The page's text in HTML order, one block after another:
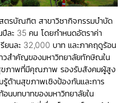
ตรบัณฑิต สาขาวิชากิจกรรมบำบัด
ละ 35 คน โดยกำหนดอัตราค่า
ยนละ 32,000 บาท และภาคฤดูร้อน
วสำคัญของมหาวิทยาลัยทักษิณใน
ภาพที่มีคุณภาพ รองรับสังคมผู้สูง
รู้ด้านสุขภาพเชิงป้องกันและการ
นบทบาทของมหาวิทยาลัยใน